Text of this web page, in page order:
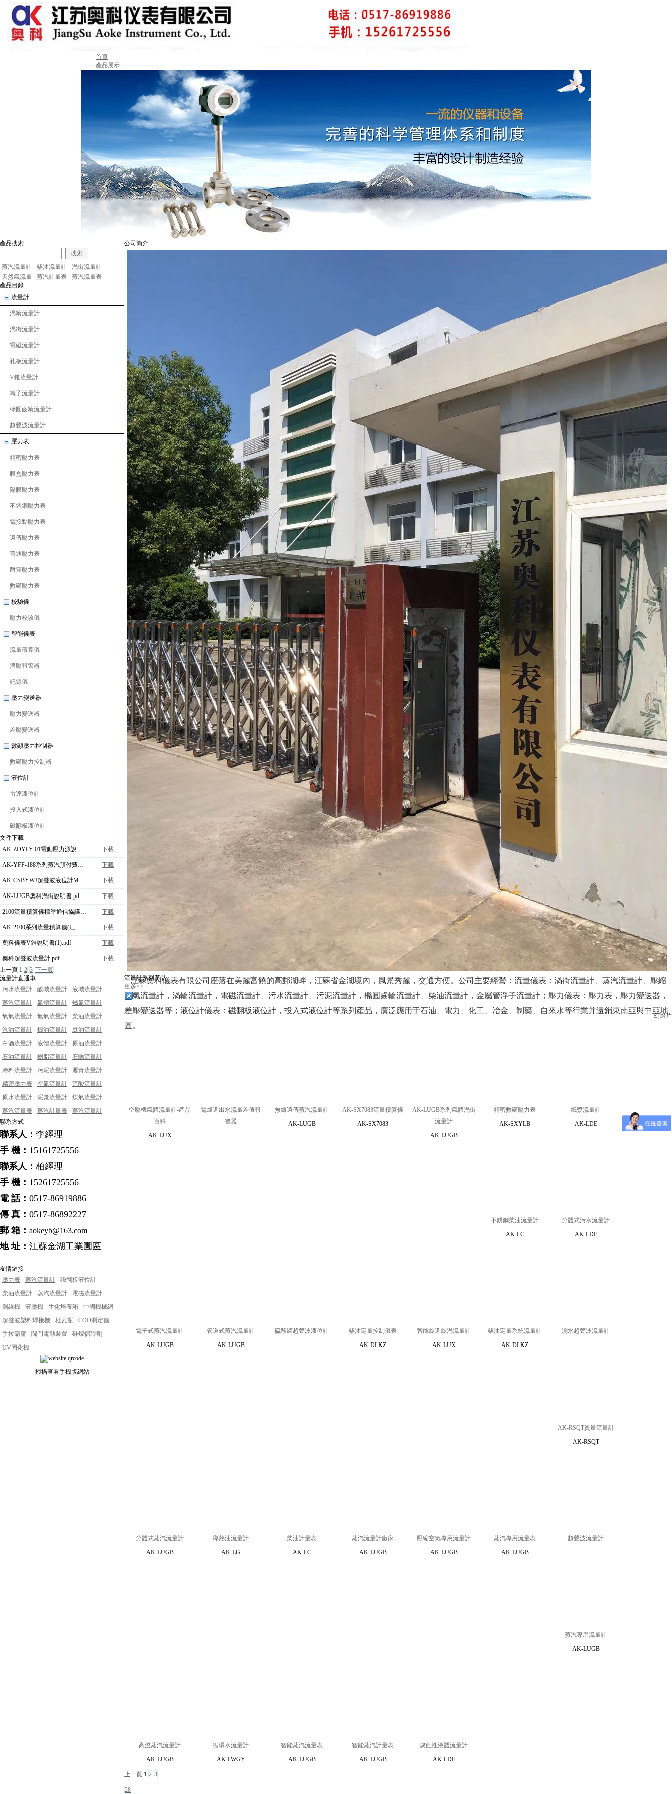
首頁
產品展示
產品搜索
搜索
蒸汽流量計
柴油流量計
渦街流量計
天然氣流量
蒸汽計量表
蒸汽流量表
產品目錄
流量計
渦輪流量計
渦街流量計
電磁流量計
孔板流量計
V錐流量計
轉子流量計
橢圓齒輪流量計
超聲波流量計
壓力表
精密壓力表
膜盒壓力表
隔膜壓力表
不銹鋼壓力表
電接點壓力表
遠傳壓力表
普通壓力表
耐震壓力表
數顯壓力表
校驗儀
壓力校驗儀
智能儀表
流量積算儀
溫壓報警器
記錄儀
壓力變送器
壓力變送器
差壓變送器
數顯壓力控制器
數顯壓力控制器
液位計
雷達液位計
投入式液位計
磁翻板液位計
文件下載
AK-ZDYLY-01電動壓力源說明書.pdf
下載
AK-YFF-188系列蒸汽預付費系統智能自控流量積算儀使用說明(20110831).doc 下載
AK-CSBYWJ超聲波液位計ModBus協議.doc 下載
AK-LUGB奧科渦街說明書.pdf 下載
2100流量積算儀標準通信協議-標準MODBUS格式.pdf 下載
AK-2100系列流量積算儀(江蘇奧科儀表有限公司).pdf 下載
奧科儀表V錐說明書(1).pdf 下載
奧科超聲波流量計.pdf
下載
上一頁 1 2 3 下一頁
流量計直通車
污水流量計
酸堿流量計
液堿流量計
蒸汽流量計
氣體流量計
燃氣流量計
氧氣流量計
氮氣流量計
柴油流量計
汽油流量計
機油流量計
豆油流量計
白酒流量計
液體流量計
原油流量計
石油流量計
樹脂流量計
石蠟流量計
涂料流量計
污泥流量計
瀝青流量計
精密壓力表
空氣流量計
硫酸流量計
原水流量計
泥漿流量計
煤氣流量計
蒸汽流量表
蒸汽計量表
蒸汽流量計
聯系方式
聯系人： 李經理
手 機： 15161725556
聯系人： 柏經理
手 機： 15261725556
電 話： 0517-86919886
傳 真： 0517-86892227
郵 箱： aokeyb@163.com
地 址： 江蘇金湖工業園區
友情鏈接
壓力表
蒸汽流量計
磁翻板液位計
柴油流量計
蒸汽流量計
電磁流量計
劃線機
液壓機 生化培養箱
中國機械網
超聲波塑料焊接機
杜瓦瓶
COD測定儀
手拉葫蘆
閥門電動裝置
硅烷偶聯劑
UV固化機
掃描查看手機版網站
公司簡介
江蘇奧科儀表有限公司座落在美麗富饒的高郵湖畔，江蘇省金湖境內，風景秀麗，交通方便。公司主要經營：流量儀表：渦街流量計、蒸汽流量計、壓縮
空氣流量計，渦輪流量計，電磁流量計、污水流量計、污泥流量計，橢圓齒輪流量計、柴油流量計，金屬管浮子流量計；壓力儀表：壓力表，壓力變送器，
差壓變送器等；液位計儀表：磁翻板液位計，投入式液位計等系列產品，廣泛應用于石油、電力、化工、冶金、制藥、自來水等行業并遠銷東南亞與中亞地
區。
流量計系列產品
更多>>
幻燈片
空壓機氣體流量計-產品
百科
AK-LUX
電爐進出水流量差值報
警器
無線遠傳蒸汽流量計
AK-LUGB
AK-SX7083流量積算儀
AK-SX7083
AK-LUGB系列氣體渦街
流量計
AK-LUGB
精密數顯壓力表
AK-SXYLB
紙漿流量計
AK-LDE
不銹鋼柴油流量計
AK-LC
分體式污水流量計
AK-LDE
電子式蒸汽流量計
AK-LUGB
管道式蒸汽流量計
AK-LUGB
硫酸罐超聲波液位計
柴油定量控制儀表
AK-DLKZ
智能旋進旋渦流量計
AK-LUX
柴油定量系統流量計
AK-DLKZ
測水超聲波流量計
AK-RSQT質量流量計
AK-RSQT
分體式蒸汽流量計
AK-LUGB
導熱油流量計
AK-LG
柴油計量表
AK-LC
蒸汽流量計廠家
AK-LUGB
壓縮空氣專用流量計
AK-LUGB
蒸汽專用流量表
AK-LUGB
超聲波流量計
蒸汽專用流量計
AK-LUGB
高溫蒸汽流量計
AK-LUGB
循環水流量計
AK-LWGY
智能蒸汽流量表
AK-LUGB
智能蒸汽計量表
AK-LUGB
腐蝕性液體流量計
AK-LDE
上一頁 1 2 3
...
28